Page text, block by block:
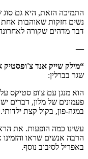
התמיכה הזאת, היא גם
נשים חזקות שאוהבות
דבר מדהים שקורה
—
“מילק שייק אנד צ'ופסטיק
שגר בברלין:
הוא מנגן עם צ'ופ סטיקס
פעמונים של מלון, דברים
במגה-פון, בקול קצת
עשינו כמה הופעות. את
הרבה אנשים שראו והזמינו
באפריל לסיבוב נוסף.